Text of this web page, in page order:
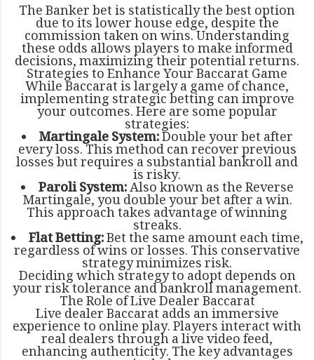
The Banker bet is statistically the best option
due to its lower house edge, despite the
commission taken on wins. Understanding
these odds allows players to make informed
decisions, maximizing their potential returns.
Strategies to Enhance Your Baccarat Game
While Baccarat is largely a game of chance,
implementing strategic betting can improve
your outcomes. Here are some popular
strategies:
Martingale System:Double your bet after
every loss. This method can recover previous
losses but requires a substantial bankroll and
is risky.
Paroli System:Also known as the Reverse
Martingale, you double your bet after a win.
This approach takes advantage of winning
streaks.
Flat Betting:Bet the same amount each time,
regardless of wins or losses. This conservative
strategy minimizes risk.
Deciding which strategy to adopt depends on
your risk tolerance and bankroll management.
The Role of Live Dealer Baccarat
Live dealer Baccarat adds an immersive
experience to online play. Players interact with
real dealers through a live video feed,
enhancing authenticity. The key advantages